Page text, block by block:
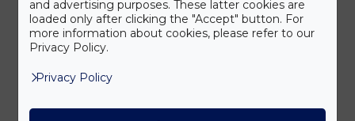
and advertising purposes. These latter cookies are
loaded only after clicking the "Accept" button. For
more information about cookies, please refer to our
Privacy Policy.
Privacy Policy